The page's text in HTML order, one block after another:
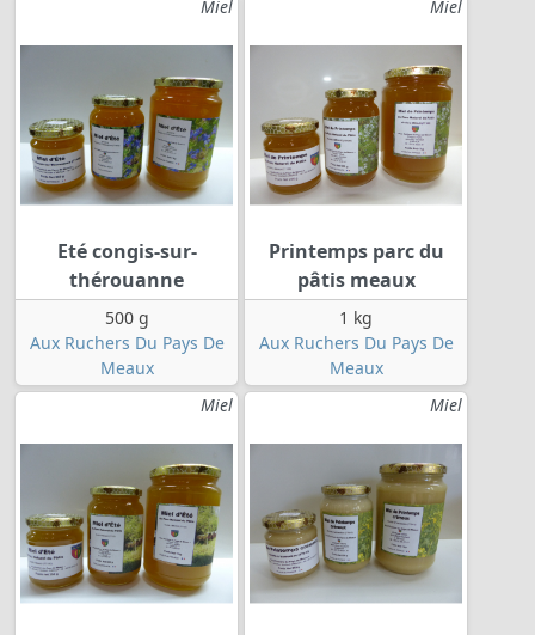
Miel
Eté congis-sur-
thérouanne
500 g
Aux Ruchers Du Pays De
Meaux
Miel
Printemps parc du
pâtis meaux
1 kg
Aux Ruchers Du Pays De
Meaux
Miel
Miel